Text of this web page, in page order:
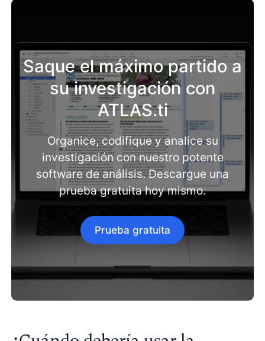
Saque el máximo partido a
su investigación con
ATLAS.ti
Organice, codifique y analice su
investigación con nuestro potente
software de análisis. Descargue una
prueba gratuita hoy mismo.
Prueba gratuita